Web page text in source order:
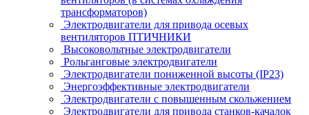
трансформаторов)
Электродвигатели для привода осевых
вентиляторов ПТИЧНИКИ
Высоковольтные электродвигатели
Рольганговые электродвигатели
Электродвигатели пониженной высоты (IP23)
Энергоэффективные электродвигатели
Электродвигатели с повышенным скольжением
Электродвигатели для привода станков-качалок